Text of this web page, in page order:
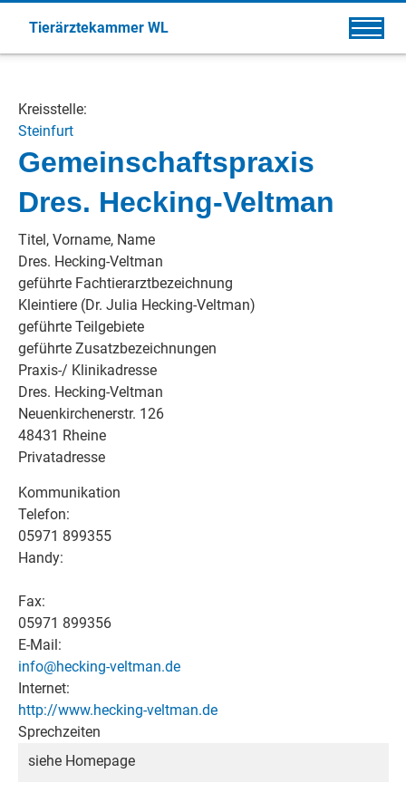
Tierärztekammer WL
Kreisstelle:
Steinfurt
Gemeinschaftspraxis
Dres. Hecking-Veltman
Titel, Vorname, Name
Dres. Hecking-Veltman
geführte Fachtierarztbezeichnung
Kleintiere (Dr. Julia Hecking-Veltman)
geführte Teilgebiete
geführte Zusatzbezeichnungen
Praxis-/ Klinikadresse
Dres. Hecking-Veltman
Neuenkirchenerstr. 126
48431 Rheine
Privatadresse
Kommunikation
Telefon:
05971 899355
Handy:
Fax:
05971 899356
E-Mail:
info@hecking-veltman.de
Internet:
http://www.hecking-veltman.de
Sprechzeiten
siehe Homepage